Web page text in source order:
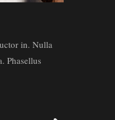
in. Nulla
Phasellus